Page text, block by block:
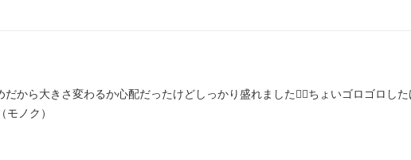
から大きさ変わるか心配だったけどしっかり盛れました︎👍🏻ちょいゴロゴロし
ノク）